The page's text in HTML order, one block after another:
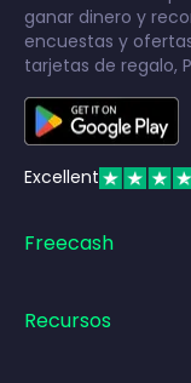
ganar dinero y
encuestas y
tarjetas de regalo,
Excellent
Freecash
Recursos